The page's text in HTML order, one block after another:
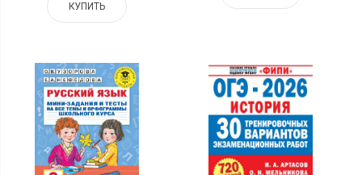
КУПИТЬ